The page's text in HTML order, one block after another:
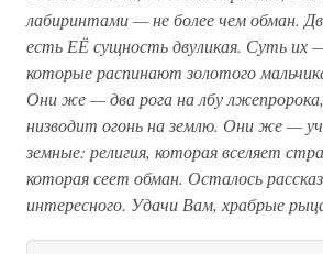
лабиринтами — не более чем обман.
есть ЕЁ сущность двуликая. Суть их
которые распинают золотого
Они же — два рога на лбу
низводит огонь на землю. Они же —
земные: религия, которая вселяет
которая сеет обман. Осталось
интересного. Удачи Вам, храбрые